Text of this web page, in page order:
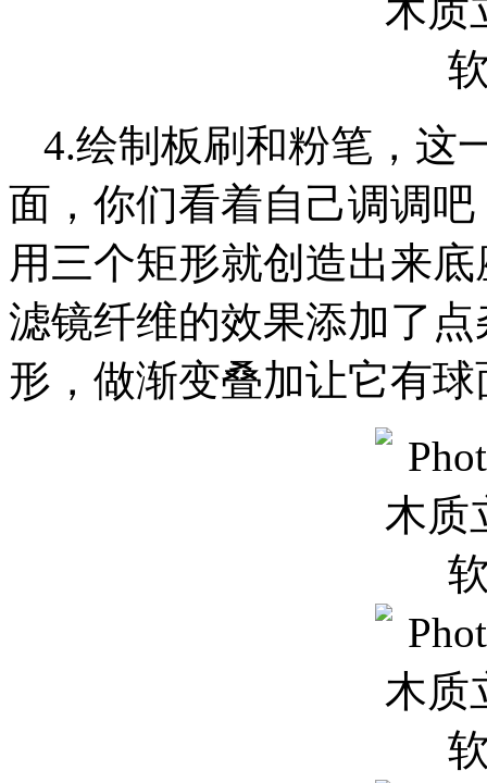
4.绘制板刷和粉笔，这
面，你们看着自己调调
用三个矩形就创造出来
滤镜纤维的效果添加了
形，做渐变叠加让它有